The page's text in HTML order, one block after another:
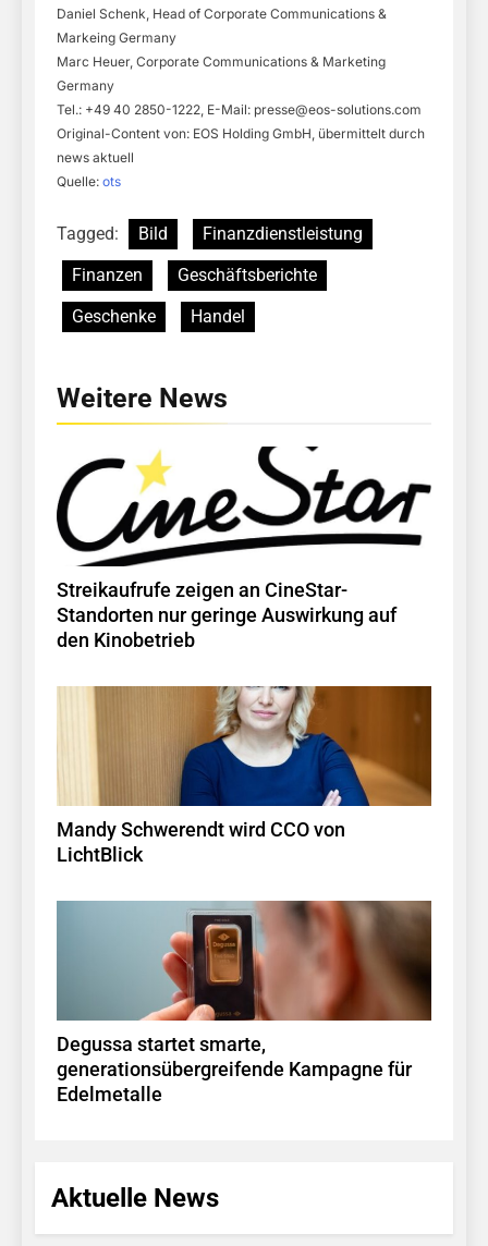
Daniel Schenk, Head of Corporate Communications &
Markeing Germany
Marc Heuer, Corporate Communications & Marketing
Germany
Tel.: +49 40 2850-1222, E-Mail: presse@eos-solutions.com
Original-Content von: EOS Holding GmbH, übermittelt durch
news aktuell
Quelle: ots
Tagged: Bild
Finanzdienstleistung
Finanzen
Geschäftsberichte
Geschenke
Handel
Weitere News
Streikaufrufe zeigen an CineStar-
Standorten nur geringe Auswirkung auf
den Kinobetrieb
Mandy Schwerendt wird CCO von
LichtBlick
Degussa startet smarte,
generationsübergreifende Kampagne für
Edelmetalle
Aktuelle News